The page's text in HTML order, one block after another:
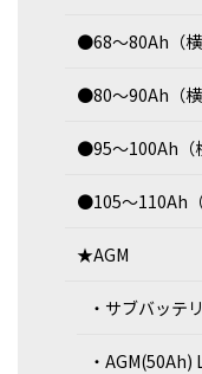
●68～80Ah（横
●80～90Ah（横
●95～100Ah（
●105～110Ah（
★AGM
・サブバッテ
・AGM(50Ah)